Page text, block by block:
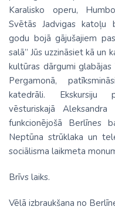
Karalisko operu,
Svētās Jadvigas katoļu
godu bojā gājušajiem
salā” Jūs uzzināsiet kā un
kultūras dārgumi glabājas
Pergamonā,
katedrāli. Ekskursiju
vēsturiskajā
funkcionējošā Berlīnes
Neptūna strūklaka un
sociālisma laikmeta
Brīvs laiks.
Vēlā izbraukšana no